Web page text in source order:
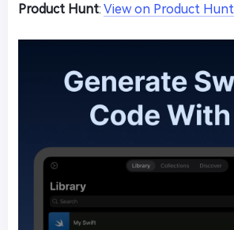
Product Hunt: View on Product Hunt